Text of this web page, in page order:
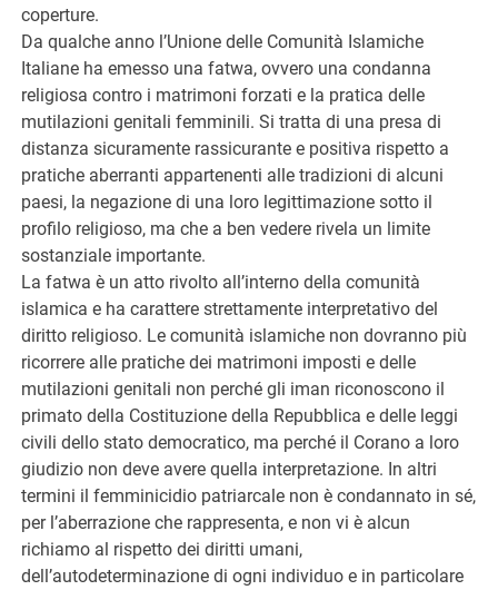
coperture.
Da qualche anno l’Unione delle Comunità Islamiche
Italiane ha emesso una fatwa, ovvero una condanna
religiosa contro i matrimoni forzati e la pratica delle
mutilazioni genitali femminili. Si tratta di una presa di
distanza sicuramente rassicurante e positiva rispetto a
pratiche aberranti appartenenti alle tradizioni di alcuni
paesi, la negazione di una loro legittimazione sotto il
profilo religioso, ma che a ben vedere rivela un limite
sostanziale importante.
La fatwa è un atto rivolto all’interno della comunità
islamica e ha carattere strettamente interpretativo del
diritto religioso. Le comunità islamiche non dovranno più
ricorrere alle pratiche dei matrimoni imposti e delle
mutilazioni genitali non perché gli iman riconoscono il
primato della Costituzione della Repubblica e delle leggi
civili dello stato democratico, ma perché il Corano a loro
giudizio non deve avere quella interpretazione. In altri
termini il femminicidio patriarcale non è condannato in sé,
per l’aberrazione che rappresenta, e non vi è alcun
richiamo al rispetto dei diritti umani,
dell’autodeterminazione di ogni individuo e in particolare